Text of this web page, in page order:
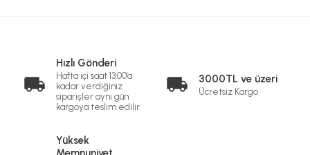
Hızlı Gönderi
Hafta içi saat 13:00'a
kadar verdiğiniz
siparişler aynı gün
kargoya teslim edilir.
3000TL ve üzeri
Ücretsiz Kargo
Yüksek